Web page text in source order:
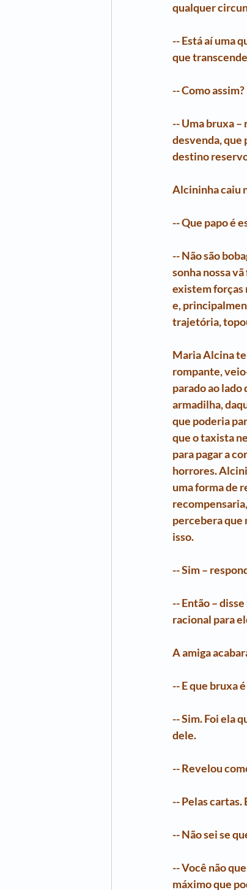
qualquer
-- Está aí uma
que
-- Como assim?
-- Uma bruxa –
desvenda, que
destino
Alcininha caiu
-- Que papo é
-- Não são
sonha nossa
existem forças
e,
trajetória,
Maria Alcina
rompante,
parado ao lado
armadilha,
que poderia
que o taxista
para pagar a
horrores.
uma forma de
percebera que
isso.
-- Sim –
-- Então –
racional para
A amiga
-- E que bruxa
-- Sim. Foi ela
dele.
-- Revelou
-- Pelas cartas.
-- Não sei se
-- Você não
máximo que